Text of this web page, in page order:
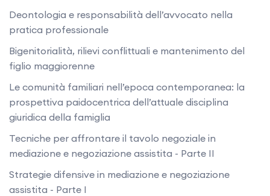
Deontologia e responsabilità dell’avvocato nella
pratica professionale
Bigenitorialità, rilievi conflittuali e mantenimento del
figlio maggiorenne
Le comunità familiari nell’epoca contemporanea: la
prospettiva paidocentrica dell’attuale disciplina
giuridica della famiglia
Tecniche per affrontare il tavolo negoziale in
mediazione e negoziazione assistita - Parte II
Strategie difensive in mediazione e negoziazione
assistita - Parte I